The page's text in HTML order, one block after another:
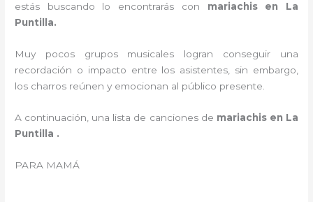
estás buscando lo encontrarás con mariachis en La
Puntilla.
Muy pocos grupos musicales logran conseguir una
recordación o impacto entre los asistentes, sin embargo,
los charros reúnen y emocionan al público presente.
A continuación, una lista de canciones de mariachis en La
Puntilla .
PARA MAMÁ